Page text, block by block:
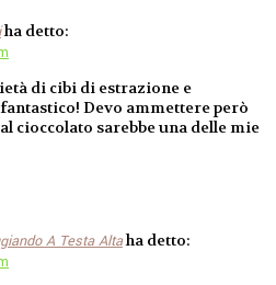
ha detto:
di cibi di estrazione e
Devo ammettere però
cioccolato sarebbe una delle mie
A Testa Altaha detto: